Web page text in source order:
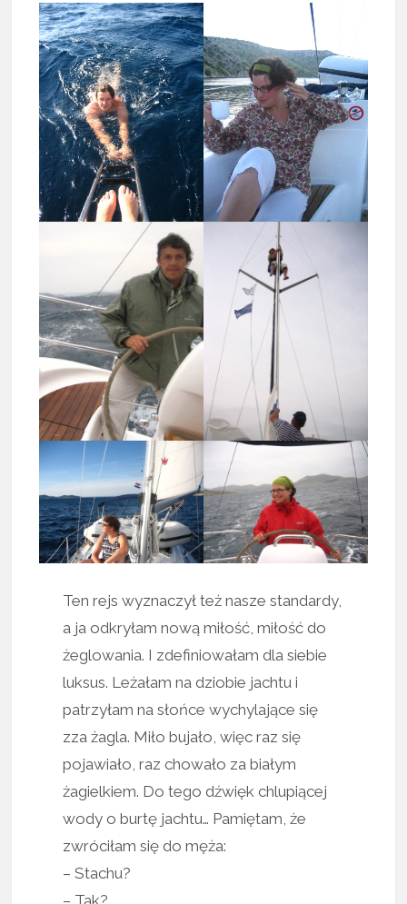
Ten rejs wyznaczył też nasze standardy,
a ja odkryłam nową miłość, miłość do
żeglowania. I zdefiniowałam dla siebie
luksus. Leżałam na dziobie jachtu i
patrzyłam na słońce wychylające się
zza żagla. Miło bujało, więc raz się
pojawiało, raz chowało za białym
żagielkiem. Do tego dźwięk chlupiącej
wody o burtę jachtu… Pamiętam, że
zwróciłam się do męża:
– Stachu?
– Tak?